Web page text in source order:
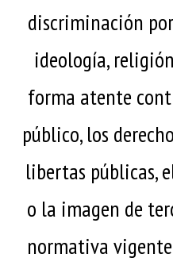
discriminación
ideología,
forma atente
público, los
libertas públicas,
o la imagen de
normativa